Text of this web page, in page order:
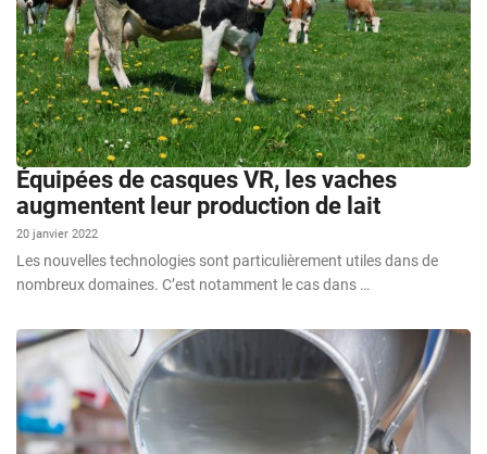
Équipées de casques VR, les vaches
augmentent leur production de lait
20 janvier 2022
Les nouvelles technologies sont particulièrement utiles dans de
nombreux domaines. C’est notamment le cas dans …